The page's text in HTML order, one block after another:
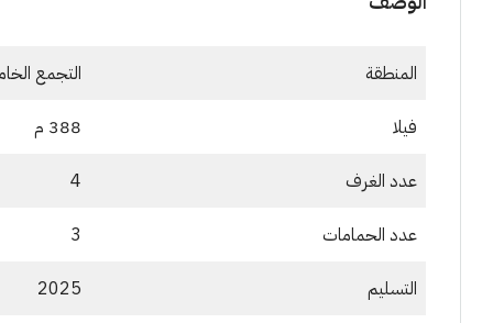
المنطقة التجمع
فيلا 388 م
عدد الغرف 4
عدد الحمامات 3
التسليم 2025